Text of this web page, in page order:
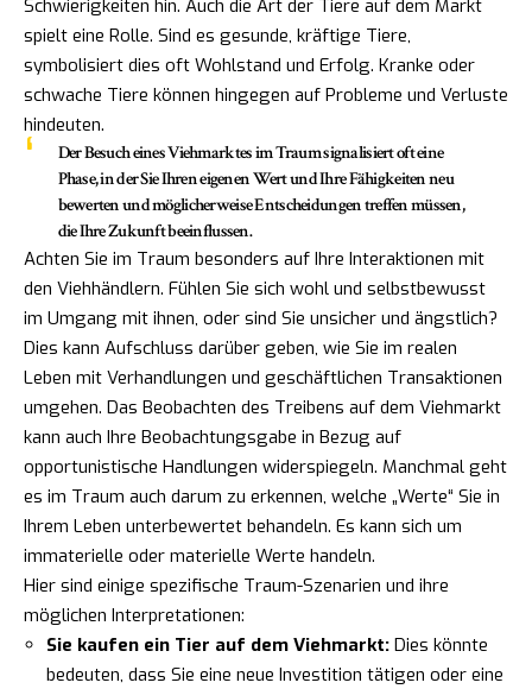
Schwierigkeiten hin. Auch die Art der Tiere auf dem Markt
spielt eine Rolle. Sind es gesunde, kräftige Tiere,
symbolisiert dies oft Wohlstand und Erfolg. Kranke oder
schwache Tiere können hingegen auf Probleme und Verluste
hindeuten.
Der Besuch eines Viehmarktes im Traum signalisiert oft eine
Phase, in der Sie Ihren eigenen Wert und Ihre Fähigkeiten neu
bewerten und möglicherweise Entscheidungen treffen müssen,
die Ihre Zukunft beeinflussen.
Achten Sie im Traum besonders auf Ihre Interaktionen mit
den Viehhändlern. Fühlen Sie sich wohl und selbstbewusst
im Umgang mit ihnen, oder sind Sie unsicher und ängstlich?
Dies kann Aufschluss darüber geben, wie Sie im realen
Leben mit Verhandlungen und geschäftlichen Transaktionen
umgehen. Das Beobachten des Treibens auf dem Viehmarkt
kann auch Ihre Beobachtungsgabe in Bezug auf
opportunistische Handlungen widerspiegeln. Manchmal geht
es im Traum auch darum zu erkennen, welche „Werte“ Sie in
Ihrem Leben unterbewertet behandeln. Es kann sich um
immaterielle oder materielle Werte handeln.
Hier sind einige spezifische Traum-Szenarien und ihre
möglichen Interpretationen:
Sie kaufen ein Tier auf dem Viehmarkt: Dies könnte
bedeuten, dass Sie eine neue Investition tätigen oder eine